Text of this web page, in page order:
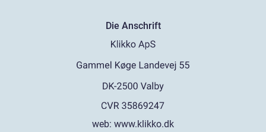
Die Anschrift
web: www.klikko.dk